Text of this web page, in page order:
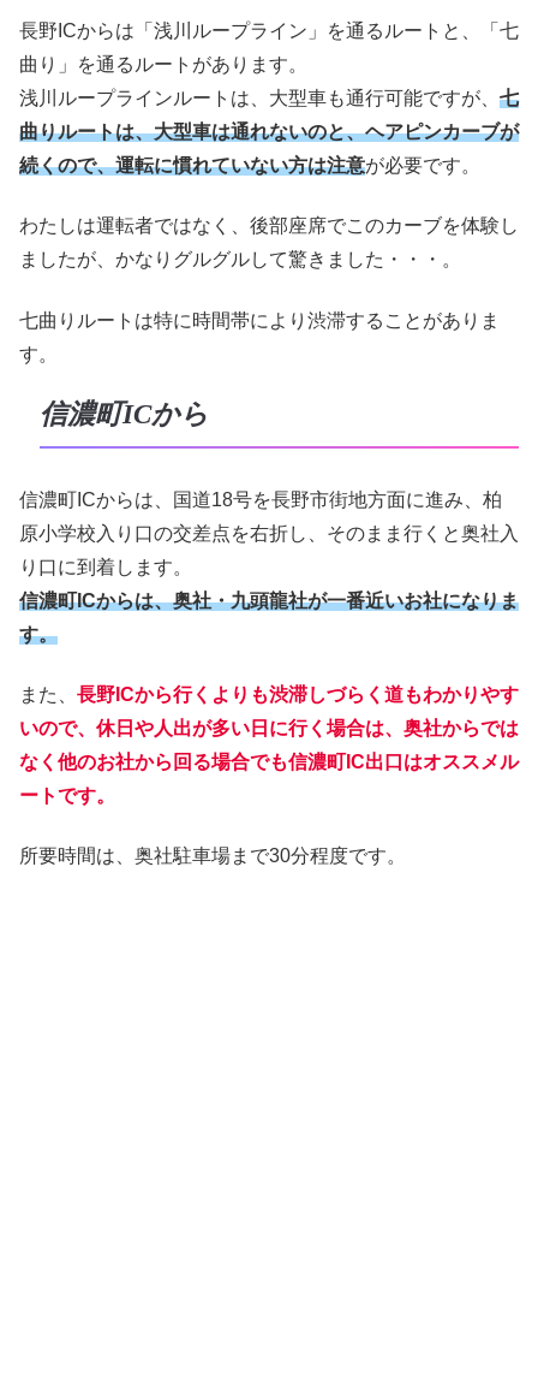
長野ICからは「浅川ループライン」を通るルートと、「七
曲り」を通るルートがあります。
浅川ループラインルートは、大型車も通行可能ですが、 七
曲りルートは、大型車は通れないのと、ヘアピンカーブが
続くので、運転に慣れていない方は注意が必要です。
わたしは運転者ではなく、後部座席でこのカーブを体験し
ましたが、かなりグルグルして驚きました・・・。
七曲りルートは特に時間帯により渋滞することがありま
す。
信濃町ICから
信濃町ICからは、国道18号を長野市街地方面に進み、柏
原小学校入り口の交差点を右折し、そのまま行くと奥社入
り口に到着します。
信濃町ICからは、奥社・九頭龍社が一番近いお社になりま
す。
また、 長野ICから行くよりも渋滞しづらく道もわかりやす
いので、休日や人出が多い日に行く場合は、奥社からでは
なく他のお社から回る場合でも信濃町IC出口はオススメル
ートです。
所要時間は、奥社駐車場まで30分程度です。